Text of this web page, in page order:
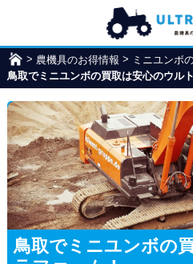
ウ
ル
ト
ラ
フ
ァ
ー
ム
> 農機具のお得情報 > ミニユンボ
鳥取でミニユンボの買取は安心のウル
鳥取でミニユンボの